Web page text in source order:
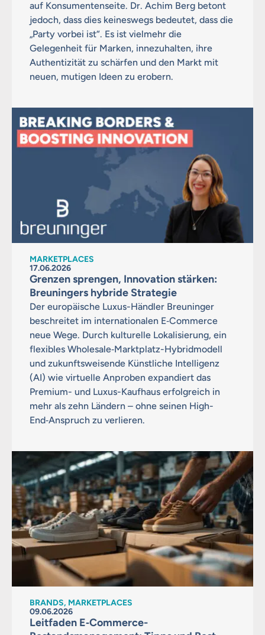
auf Konsumentenseite. Dr. Achim Berg betont
jedoch, dass dies keineswegs bedeutet, dass die
„Party vorbei ist“. Es ist vielmehr die
Gelegenheit für Marken, innezuhalten, ihre
Authentizität zu schärfen und den Markt mit
neuen, mutigen Ideen zu erobern.
MARKETPLACES
17.06.2026
Grenzen sprengen, Innovation stärken:
Breuningers hybride Strategie
Der europäische Luxus-Händler Breuninger
beschreitet im internationalen E‑Commerce
neue Wege. Durch kulturelle Lokalisierung, ein
flexibles Wholesale‑Marktplatz-Hybridmodell
und zukunftsweisende Künstliche Intelligenz
(AI) wie virtuelle Anproben expandiert das
Premium- und Luxus-Kaufhaus erfolgreich in
mehr als zehn Ländern – ohne seinen High-
End‑Anspruch zu verlieren.
BRANDS, MARKETPLACES
09.06.2026
Leitfaden E‑Commerce-